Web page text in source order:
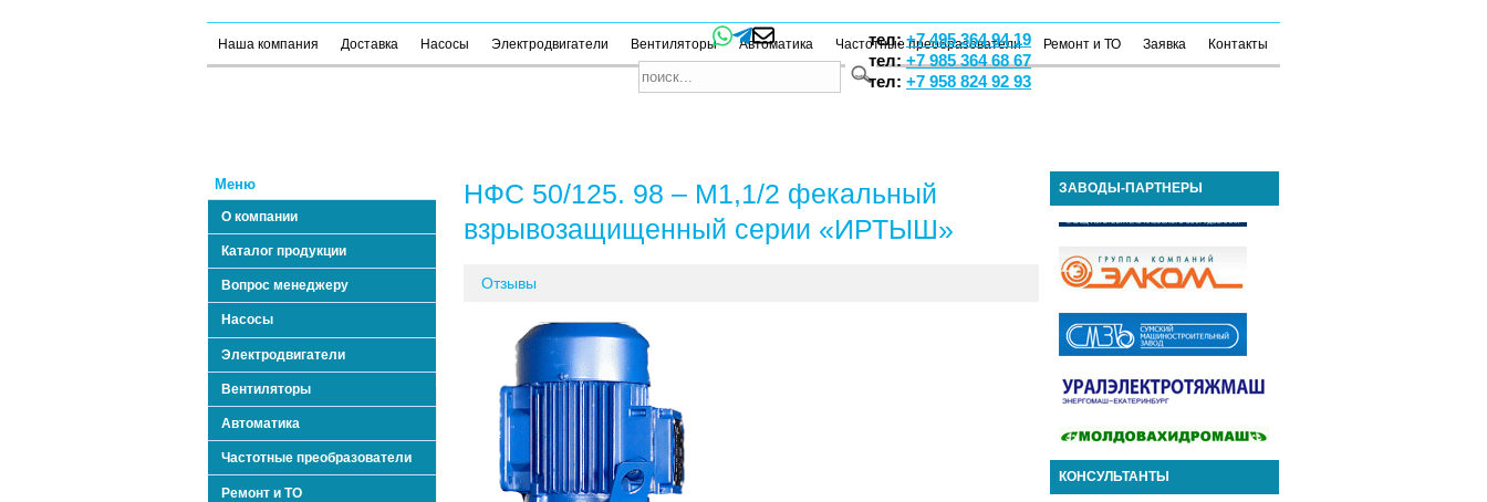
тел:+7 495 364 94 19
тел:+7 985 364 68 67
тел: +7 958 824 92 93
Наша компания Доставка Насосы Электродвигатели Вентиляторы Автоматика Частотные преобразователи Ремонт и ТО Заявка Контакты
Меню
О компании
Каталог продукции
Вопрос менеджеру
Насосы
Электродвигатели
Вентиляторы
Автоматика
Частотные преобразователи
Ремонт и ТО
НФС 50/125. 98 – М1,1/2 фекальный
взрывозащищенный серии «ИРТЫШ»
Отзывы
ЗАВОДЫ-ПАРТНЕРЫ
КОНСУЛЬТАНТЫ